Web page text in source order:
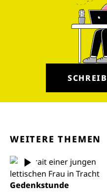
WEITERE THEMEN
Gedenkstunde